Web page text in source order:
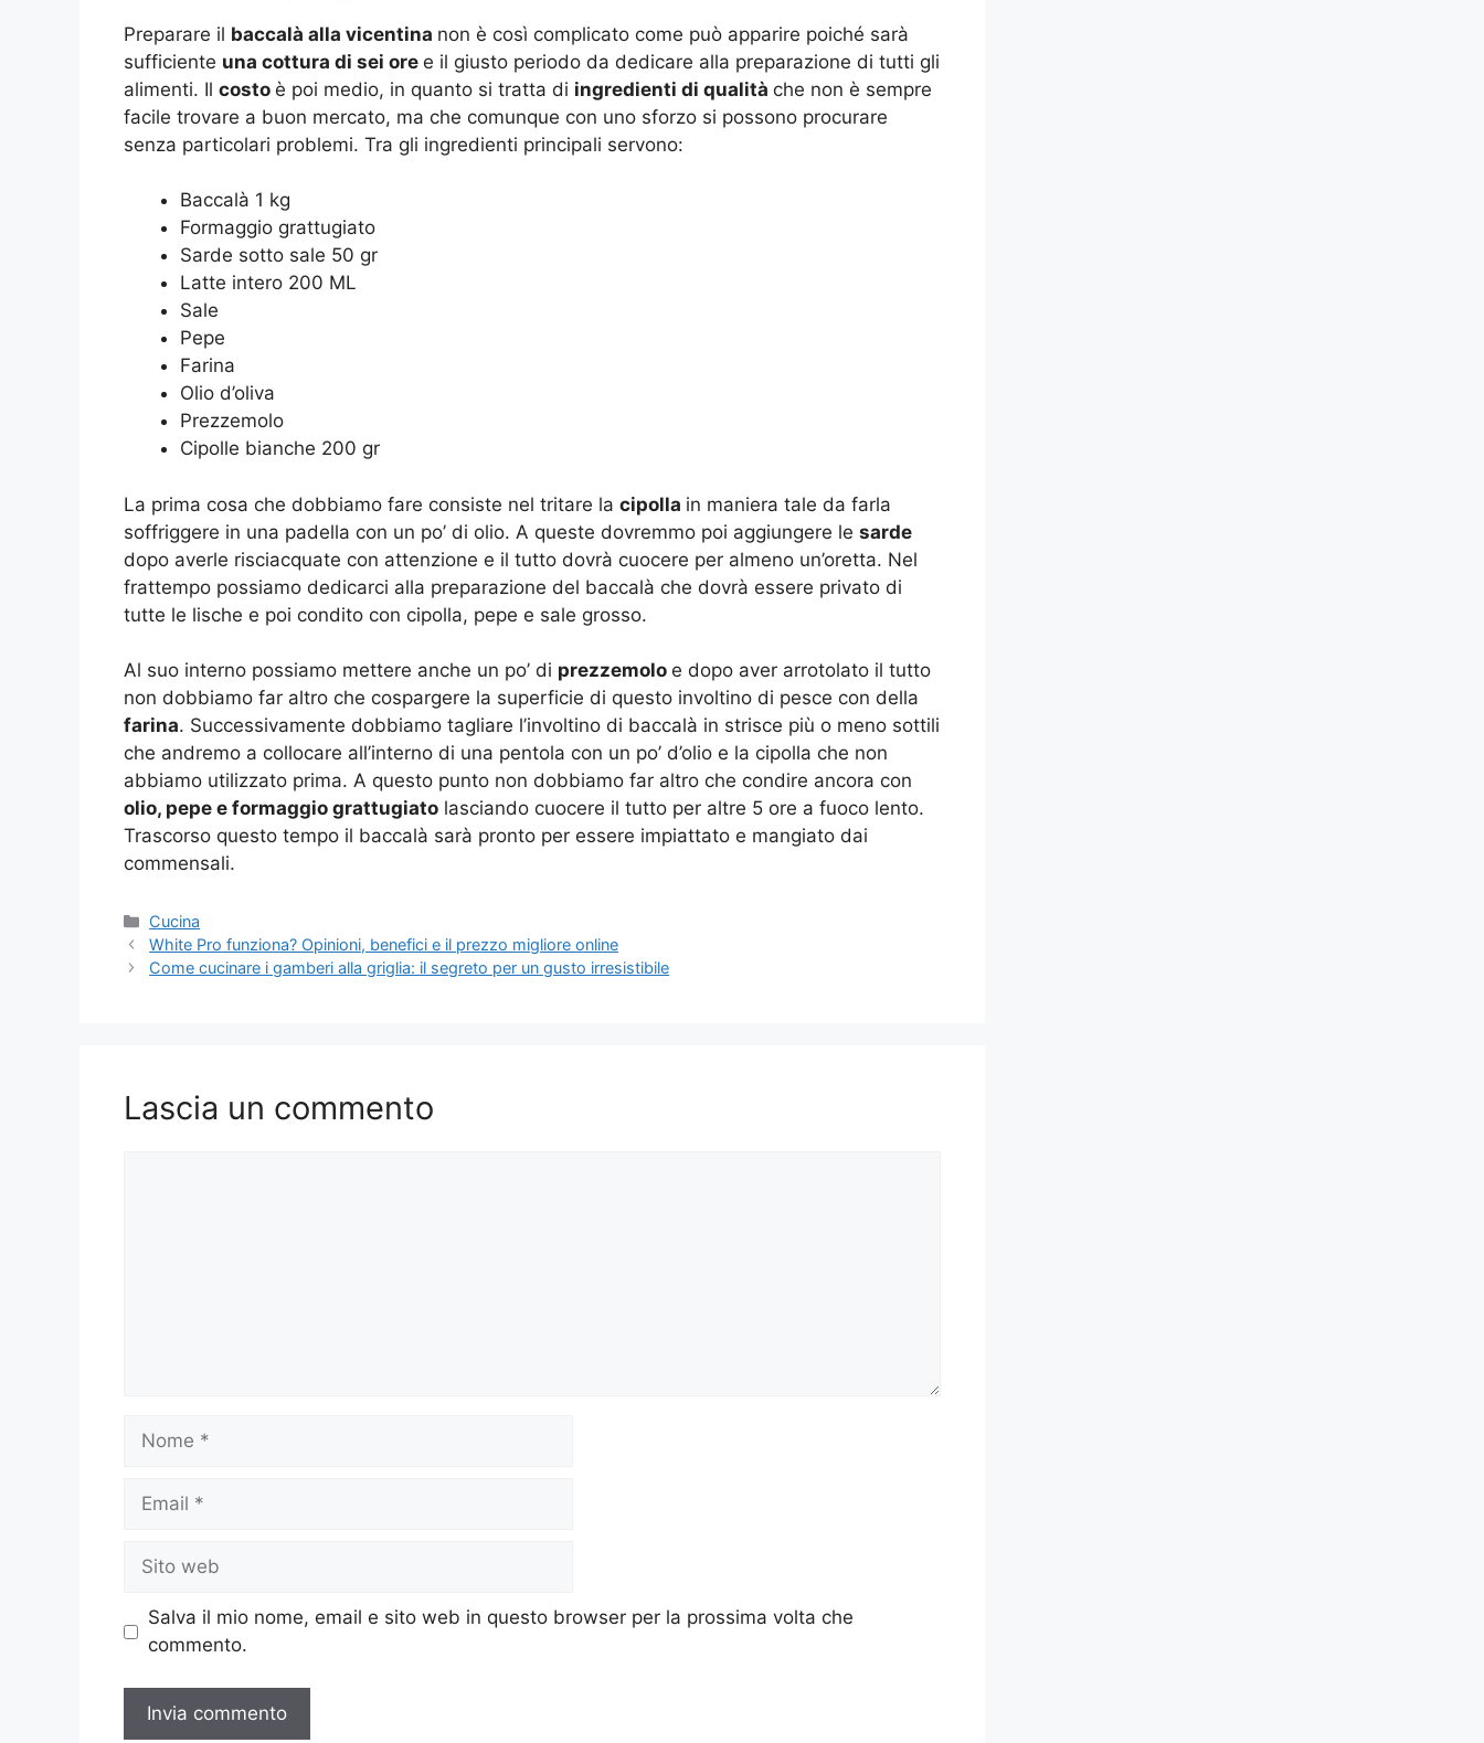
Preparare il baccalà alla vicentina non è così complicato come può apparire poiché sarà
sufficiente una cottura di sei ore e il giusto periodo da dedicare alla preparazione di tutti gli
alimenti. Il costo è poi medio, in quanto si tratta di ingredienti di qualità che non è sempre
facile trovare a buon mercato, ma che comunque con uno sforzo si possono procurare
senza particolari problemi. Tra gli ingredienti principali servono:
Baccalà 1 kg
Formaggio grattugiato
Sarde sotto sale 50 gr
Latte intero 200 ML
Sale
Pepe
Farina
Olio d’oliva
Prezzemolo
Cipolle bianche 200 gr
La prima cosa che dobbiamo fare consiste nel tritare la cipolla in maniera tale da farla
soffriggere in una padella con un po’ di olio. A queste dovremmo poi aggiungere le sarde
dopo averle risciacquate con attenzione e il tutto dovrà cuocere per almeno un’oretta. Nel
frattempo possiamo dedicarci alla preparazione del baccalà che dovrà essere privato di
tutte le lische e poi condito con cipolla, pepe e sale grosso.
Al suo interno possiamo mettere anche un po’ di prezzemolo e dopo aver arrotolato il tutto
non dobbiamo far altro che cospargere la superficie di questo involtino di pesce con della
farina. Successivamente dobbiamo tagliare l’involtino di baccalà in strisce più o meno sottili
che andremo a collocare all’interno di una pentola con un po’ d’olio e la cipolla che non
abbiamo utilizzato prima. A questo punto non dobbiamo far altro che condire ancora con
olio, pepe e formaggio grattugiato lasciando cuocere il tutto per altre 5 ore a fuoco lento.
Trascorso questo tempo il baccalà sarà pronto per essere impiattato e mangiato dai
commensali.
Categorie
Cucina
White Pro funziona? Opinioni, benefici e il prezzo migliore online
Come cucinare i gamberi alla griglia: il segreto per un gusto irresistibile
Lascia un commento
Nome
Email
Sito
web
Salva il mio nome, email e sito web in questo browser per la prossima volta che
commento.